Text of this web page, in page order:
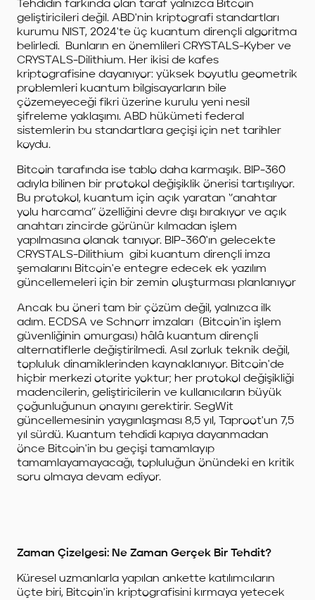
Tehdidin farkında olan taraf yalnızca Bitcoin
geliştiricileri değil. ABD'nin kriptografi standartları
kurumu NIST, 2024'te üç kuantum dirençli algoritma
belirledi. Bunların en önemlileri CRYSTALS-Kyber ve
CRYSTALS-Dilithium. Her ikisi de kafes
kriptografisine dayanıyor: yüksek boyutlu geometrik
problemleri kuantum bilgisayarların bile
çözemeyeceği fikri üzerine kurulu yeni nesil
şifreleme yaklaşımı. ABD hükümeti federal
sistemlerin bu standartlara geçişi için net tarihler
koydu.
Bitcoin tarafında ise tablo daha karmaşık. BIP-360
adıyla bilinen bir protokol değişiklik önerisi tartışılıyor.
Bu protokol, kuantum için açık yaratan ‘’anahtar
yolu harcama’’ özelliğini devre dışı bırakıyor ve açık
anahtarı zincirde görünür kılmadan işlem
yapılmasına olanak tanıyor. BIP-360'ın gelecekte
CRYSTALS-Dilithium gibi kuantum dirençli imza
şemalarını Bitcoin'e entegre edecek ek yazılım
güncellemeleri için bir zemin oluşturması planlanıyor
Ancak bu öneri tam bir çözüm değil, yalnızca ilk
adım. ECDSA ve Schnorr imzaları (Bitcoin'in işlem
güvenliğinin omurgası) hâlâ kuantum dirençli
alternatiflerle değiştirilmedi. Asıl zorluk teknik değil,
topluluk dinamiklerinden kaynaklanıyor. Bitcoin'de
hiçbir merkezi otorite yoktur; her protokol değişikliği
madencilerin, geliştiricilerin ve kullanıcıların büyük
çoğunluğunun onayını gerektirir. SegWit
güncellemesinin yaygınlaşması 8,5 yıl, Taproot'un 7,5
yıl sürdü. Kuantum tehdidi kapıya dayanmadan
önce Bitcoin'in bu geçişi tamamlayıp
tamamlayamayacağı, topluluğun önündeki en kritik
soru olmaya devam ediyor.
Zaman Çizelgesi: Ne Zaman Gerçek Bir Tehdit?
Küresel uzmanlarla yapılan ankette katılımcıların
üçte biri, Bitcoin'in kriptografisini kırmaya yetecek